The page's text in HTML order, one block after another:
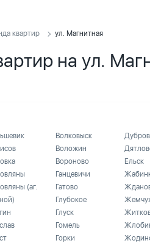
квартир ул. Магнитная
на ул.
(аг.
Волковыск
Воложин
Вороново
Ганцевичи
Гатово
Глубокое
Глуск
Гомель
Горки
Ельск